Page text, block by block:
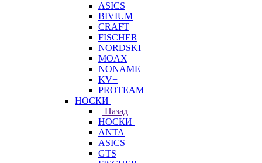
ASICS
BIVIUM
CRAFT
FISCHER
NORDSKI
MOAX
NONAME
KV+
PROTEAM
НОСКИ
Назад
НОСКИ
ANTA
ASICS
GTS